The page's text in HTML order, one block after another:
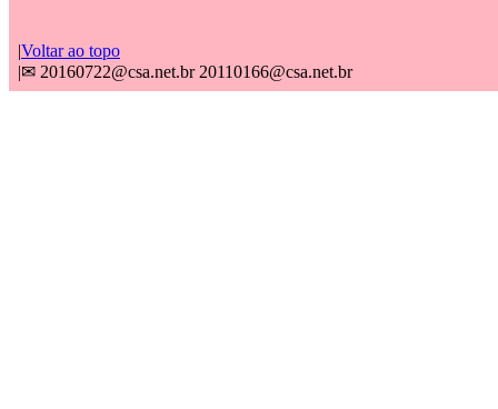
Voltar ao topo
✉ 20160722@csa.net.br 20110166@csa.net.br